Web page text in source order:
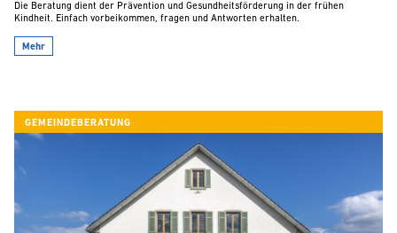
Die Beratung dient der Prävention und Gesundheitsförderung in der frühen
Kindheit. Einfach vorbeikommen, fragen und Antworten erhalten.
Mehr
GEMEINDEBERATUNG